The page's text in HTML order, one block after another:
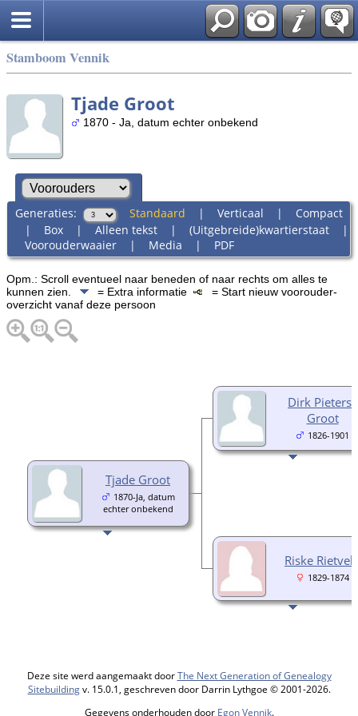
Stamboom Vennik
Tjade Groot
1870 - Ja, datum echter onbekend
Generaties: Standaard | Verticaal | Compact
| Box| Alleen tekst| (Uitgebreide)kwartierstaat|
Voorouderwaaier| Media | PDF
Opm.: Scroll eventueel naar beneden of naar rechts om alles te
kunnen zien.
= Extra informatie
= Start nieuw voorouder-
overzicht vanaf deze persoon
Tjade Groot
1870-Ja, datum
echter onbekend
Dirk Pietersz
Groot
1826-1901
Riske
1829-1874
Deze site werd aangemaakt doorThe Next Generation of Genealogy
Sitebuildingv. 15.0.1, geschreven door Darrin Lythgoe © 2001-2026.
Gegevens onderhouden door Egon Vennik.